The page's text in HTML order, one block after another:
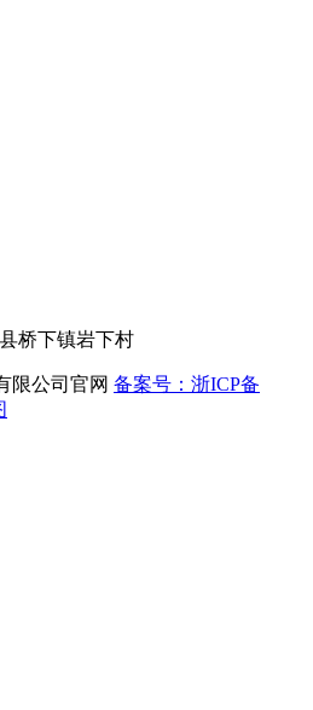
桥下镇岩下村
限公司官网 备案号：浙ICP备